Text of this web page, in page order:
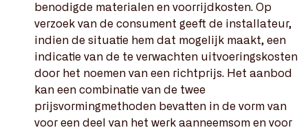
benodigde materialen en voorrijdkosten. Op
verzoek van de consument geeft de installateur,
indien de situatie hem dat mogelijk maakt, een
indicatie van de te verwachten uitvoeringskosten
door het noemen van een richtprijs. Het aanbod
kan een combinatie van de twee
prijsvormingmethoden bevatten in de vorm van
voor een deel van het werk aanneemsom en voor